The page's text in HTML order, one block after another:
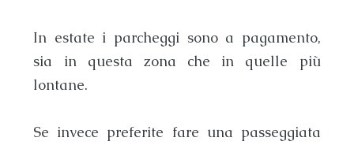
In estate i parcheggi sono a pagamento,
sia in questa zona che in quelle più
lontane.
Se invece preferite fare una passeggiata